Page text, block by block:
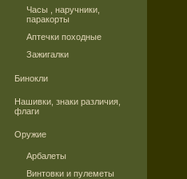
Часы , наручники,
паракорты
Аптечки походные
Зажигалки
Бинокли
Нашивки, знаки различия,
флаги
Оружие
Арбалеты
Винтовки и пулеметы